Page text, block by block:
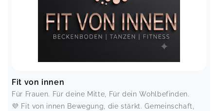
Fit von innen
Für Frauen. Für deine Mitte, Für dein Wohlbefinden.
💜 Fit von innen Bewegung, die stärkt. Gemeinschaft,